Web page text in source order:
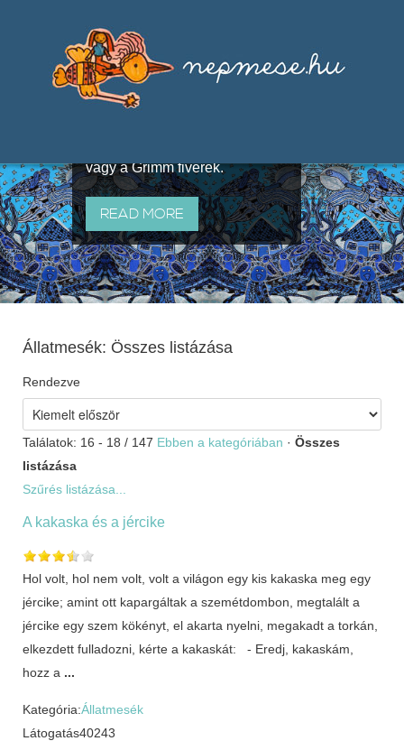
útján terjedő elbeszélésekből,
melyeket olyan ismert gyűjtők
állítottak össze, mint Benedek
vagy a Grimm fivérek.
READ MORE
Állatmesék: Összes listázása
Rendezve
Találatok: 16 - 18 / 147 Ebben a kategóriában · Összes
listázása
Szűrés listázása...
A kakaska és a jércike
Hol volt, hol nem volt, volt a világon egy kis kakaska meg egy
jércike; amint ott kapargáltak a szemétdombon, megtalált a
jércike egy szem kökényt, el akarta nyelni, megakadt a torkán,
elkezdett fulladozni, kérte a kakaskát: - Eredj, kakaskám,
hozz a ...
Kategória:Állatmesék
Látogatás40243